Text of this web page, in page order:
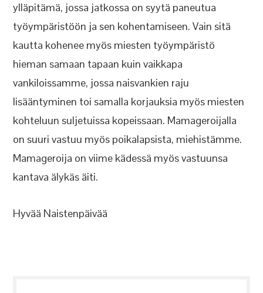
ylläpitämä, jossa jatkossa on syytä paneutua
työympäristöön ja sen kohentamiseen. Vain sitä
kautta kohenee myös miesten työympäristö
hieman samaan tapaan kuin vaikkapa
vankiloissamme, jossa naisvankien raju
lisääntyminen toi samalla korjauksia myös miesten
kohteluun suljetuissa kopeissaan. Mamageroijalla
on suuri vastuu myös poikalapsista, miehistämme.
Mamageroija on viime kädessä myös vastuunsa
kantava älykäs äiti.
Hyvää Naistenpäivää